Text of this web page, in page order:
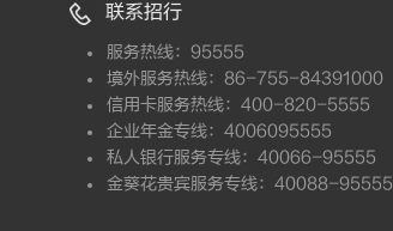
联系招行
服务热线：95555
境外服务热线：86-755-84391000
信用卡服务热线：400-820-5555
企业年金专线：4006095555
私人银行服务专线：40066-95555
金葵花贵宾服务专线：40088-95555